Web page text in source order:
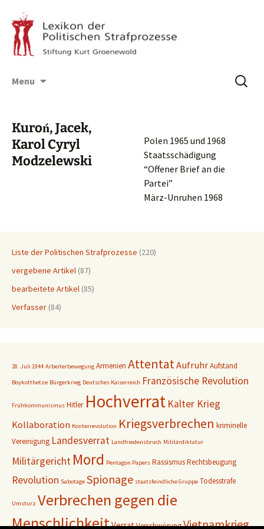
Menu
Suchen
nach:
Kuroń, Jacek,
Karol Cyryl
Modzelewski
Polen 1965 und 1968
Staatsschädigung
“Offener Brief an die
Partei”
März-Unruhen 1968
Liste der Politischen Strafprozesse (220)
vergebene Artikel (87)
bearbeitete Artikel (85)
Verfasser (84)
20. Juli 1944 Arbeiterbewegung Armenien AttentatAufruhrAufstand
Boykotthetze Bürgerkrieg Deutsches Kaiserreich Französische Revolution
Frühkommunismus Hitler Hochverrat Kalter Krieg
Kollaboration Konterrevolution Kriegsverbrechen kriminelle
Vereinigung Landesverrat Landfriedensbruch Militärdiktatur
Militärgericht Mord Pentagon Papers RassismusRechtsbeugung
Revolution Sabotage Spionage staatsfeindliche Gruppe Todesstrafe
Umsturz Verbrechen gegen die
MenschlichkeitVerratVerschwörungVietnamkrieg